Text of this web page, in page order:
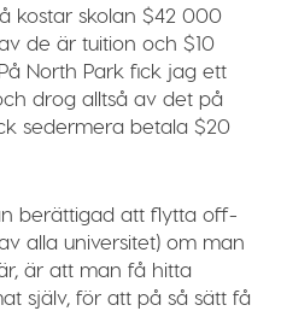
kostar skolan $42 000
de är tuition och $10
North Park fick jag ett
drog alltså av det på
sedermera betala $20
berättigad att flytta off-
alla universitet) om man
är att man få hitta
själv, för att på så sätt få